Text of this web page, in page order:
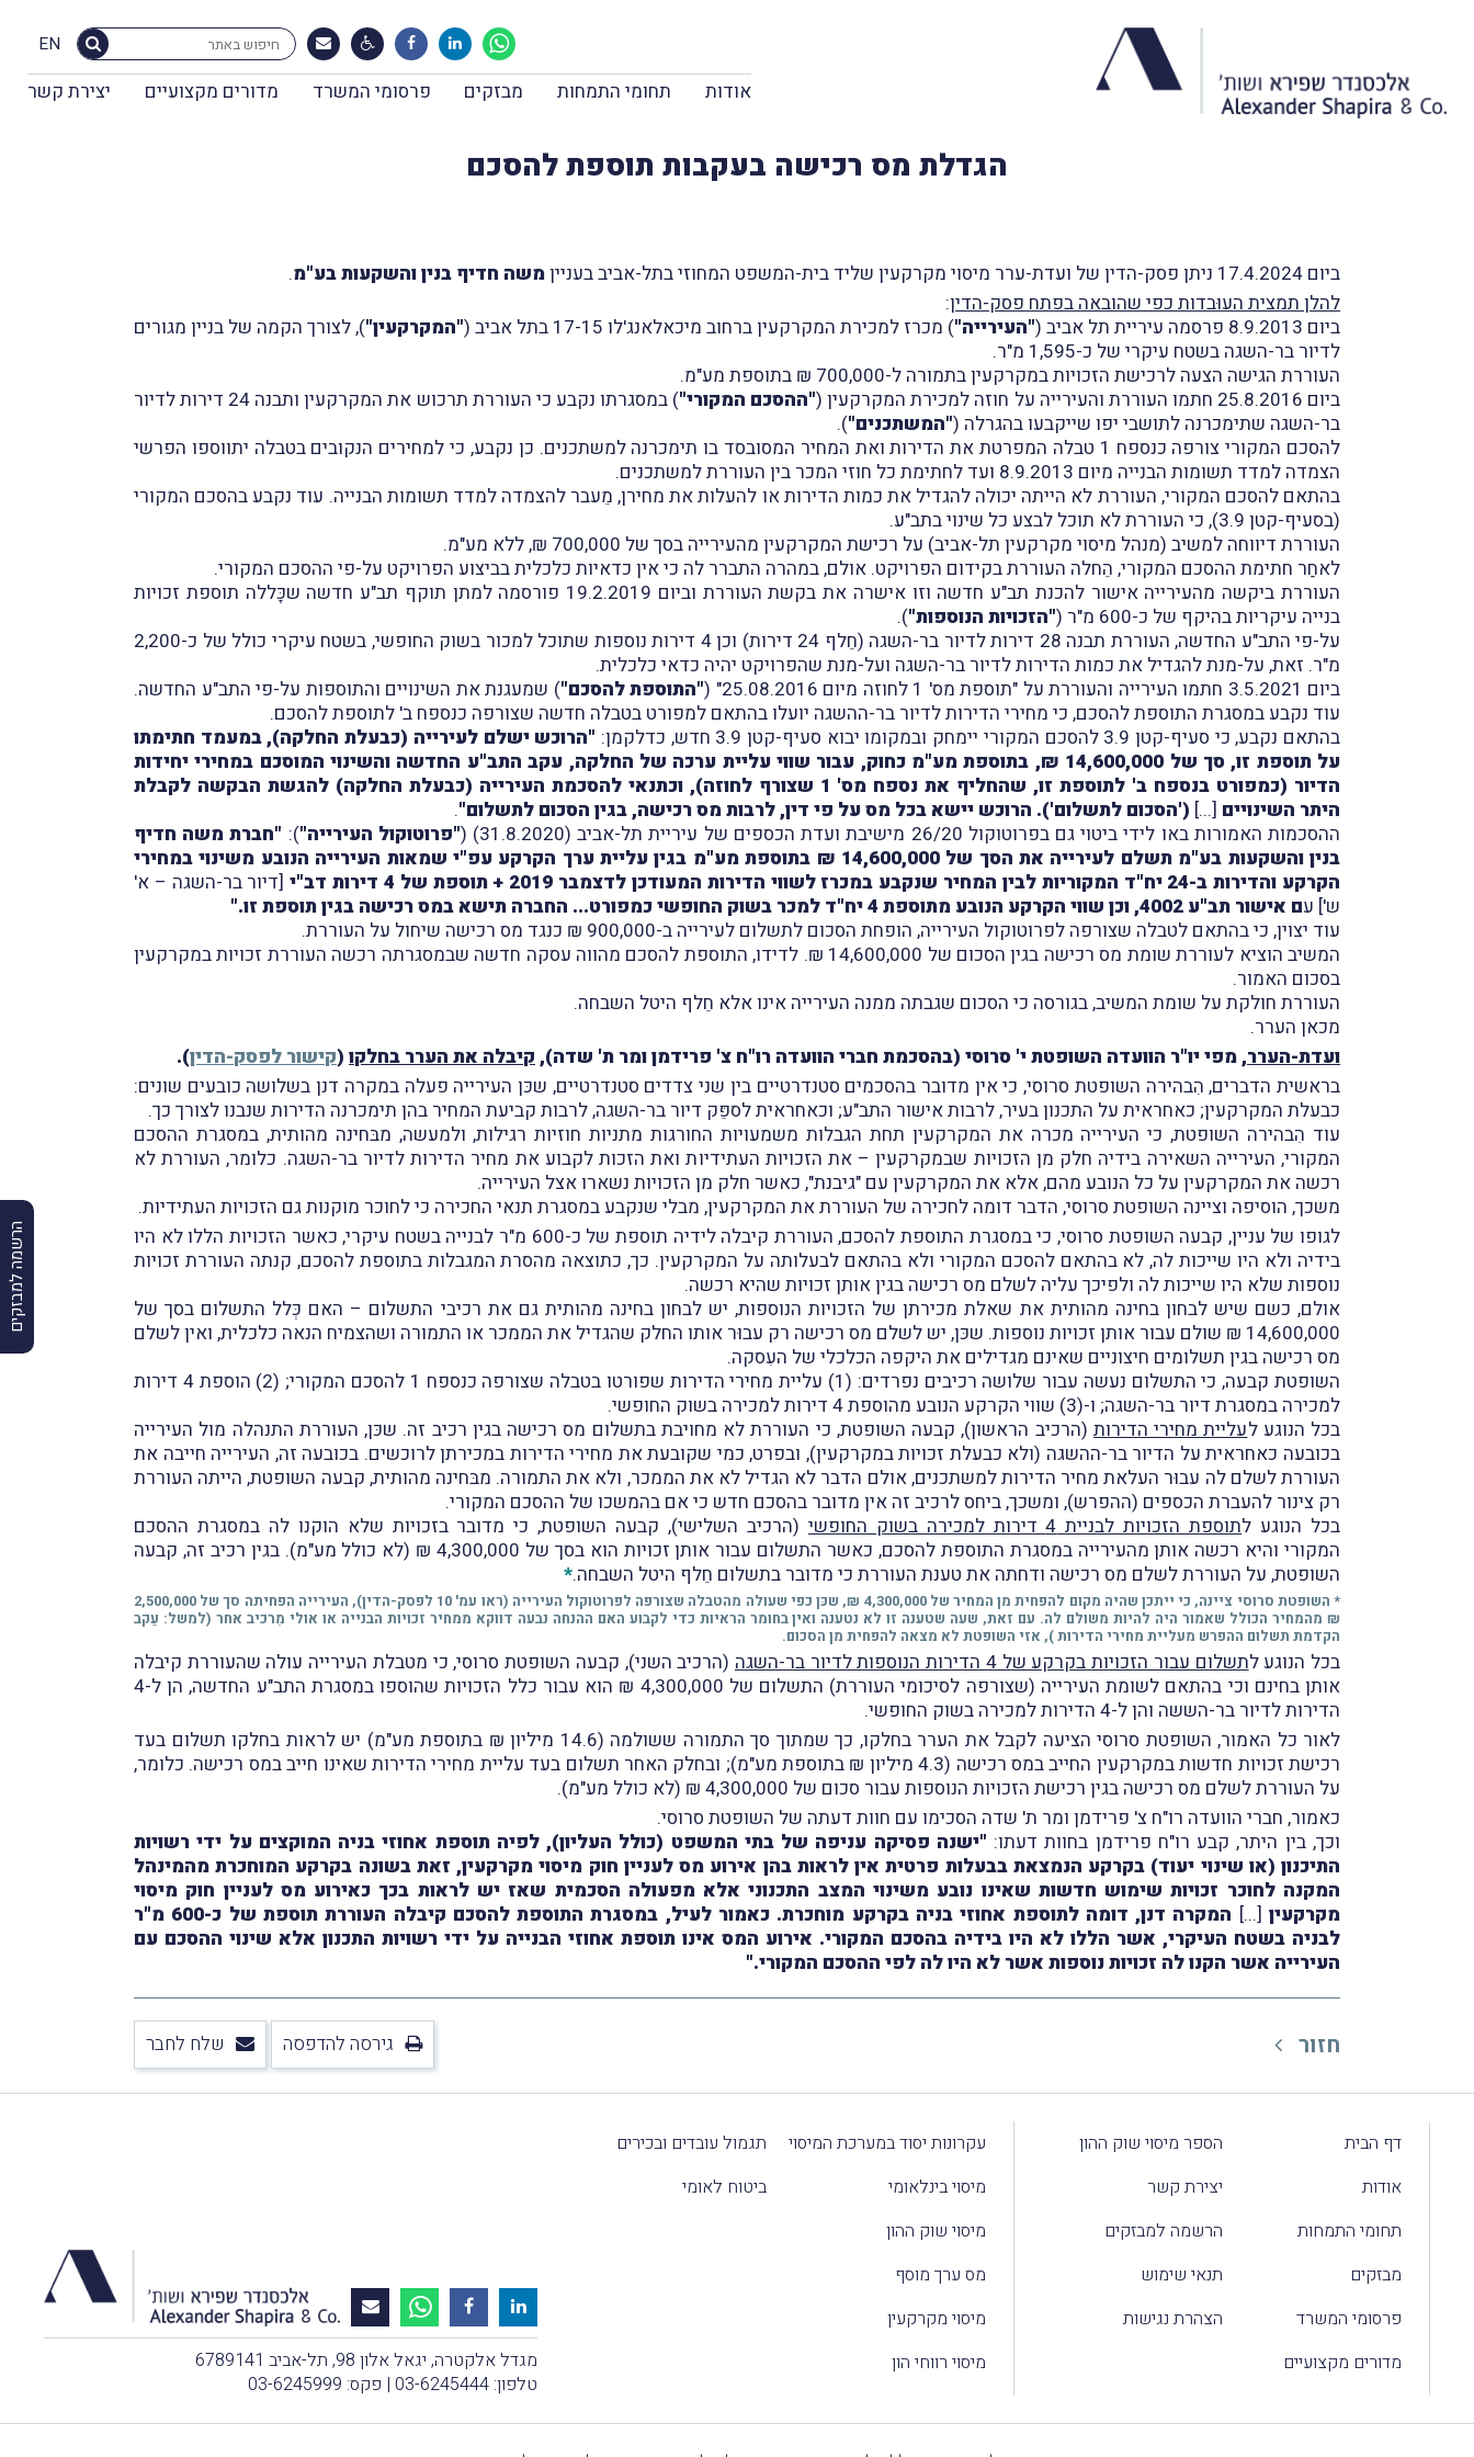
EN
אודות תחומי התמחות מבזקים פרסומי המשרד מדורים מקצועיים יצירת קשר
הרשמה למבזקים
הגדלת מס רכישה בעקבות תוספת להסכם
ביום 17.4.2024 ניתן פסק-הדין של ועדת-ערר מיסוי מקרקעין שליד בית-המשפט המחוזי בתל-אביב בעניין משה חדיף בנין והשקעות בע"מ.
להלן תמצית העוּבדות כפי שהובאה בפתח פסק-הדין:
ביום 8.9.2013 פרסמה עיריית תל אביב (
"העירייה") מכרז למכירת המקרקעין ברחוב מיכאלאנג'לו 17-15 בתל אביב ( "המקרקעין"), לצורך הקמה של בניין מגורים
לדיור בר-השגה בשטח עיקרי של כ-1,595 מ"ר.
העוררת הגישה הצעה לרכישת הזכויות במקרקעין בתמורה ל-700,000 ₪ בתוספת מע"מ.
ביום 25.8.2016 חתמו העוררת והעירייה על חוזה למכירת המקרקעין (
"ההסכם המקורי"
) במסגרתו נקבע כי העוררת תרכוש את המקרקעין ותבנה 24 דירות לדיור
בר-השגה שתימכרנה לתושבי יפו שייקבעו בהגרלה ("המשתכנים").
​להסכם המקורי צורפה כנספח 1 טבלה המפרטת את הדירות ואת המחיר המסובסד בו תימכרנה למשתכנים. כן נקבע, כי למחירים הנקובים בטבלה יתווספו הפרשי
הצמדה למדד תשומות הבנייה מיום 8.9.2013 ועד לחתימת כל חוזי המכר בין העוררת למשתכנים.
בהתאם להסכם המקורי, העוררת לא הייתה יכולה להגדיל את כמות הדירות או להעלות את מחירן, מֵעבר להצמדה למדד תשומות הבנייה. עוד נקבע בהסכם המקורי
(בסעיף-קטן 3.9), כי העוררת לא תוכל לבצע כל שינוי בתב"ע.
העוררת דיווחה למשיב (מנהל מיסוי מקרקעין תל-אביב) על רכישת המקרקעין מהעירייה בסך של 700,000 ₪, ללא מע"מ.
לאחַר חתימת ההסכם המקורי, הֵחלה העוררת בקידום הפרויקט. אולם, במהרה התברר לה כי אין כדאיות כלכלית בביצוע הפרויקט על-פי ההסכם המקורי.
העוררת ביקשה מהעירייה אישור להכנת תב"ע חדשה וזו אישרה את בקשת העוררת וביום 19.2.2019 פורסמה למתן תוקף תב"ע חדשה שכָּללה תוספת זכויות
בנייה עיקריות בהיקף של כ-600 מ"ר (
"הזכויות הנוספות").
על-פי התב"ע החדשה, העוררת תבנה 28 דירות לדיור בר-השגה (חֵלף 24 דירות) וכן 4 דירות נוספות שתוכל למכור בשוק החופשי, בשטח עיקרי כולל של כ-2,200
מ"ר. זאת, על-מנת להגדיל את כמות הדירות לדיור בר-השגה ועל-מנת שהפרויקט יהיה כדאי כלכלית.
ביום 3.5.2021 חתמו העירייה והעוררת על "תוספת מס' 1 לחוזה מיום 25.08.2016" (
"התוספת להסכם") שמעגנת את השינויים והתוספות על-פי התב"ע החדשה.
עוד נקבע במסגרת התוספת להסכם, כי מחירי הדירות לדיור בר-ההשגה יועלו בהתאם למפורט בטבלה חדשה שצורפה כנספח ב' לתוספת להסכם.
בהתאם נקבע, כי סעיף-קטן 3.9 להסכם המקורי יימחק ובמקומו יבוא סעיף-קטן 3.9 חדש, כדלקמן:
"הרוכש ישלם לעירייה (כבעלת החלקה), במעמד חתימתו
על תוספת זו, סך של 14,600,000 ₪, בתוספת מע"מ כחוק, עבור שווי עליית ערכה של החלקה, עקב התב"ע החדשה והשינוי המוסכם במחירי יחידות
הדיור (כמפורט בנספח ב' לתוספת זו, שהחליף את נספח מס' 1 שצורף לחוזה), וכתנאי להסכמת העירייה (כבעלת החלקה) להגשת הבקשה לקבלת
היתר השינויים [...] ('הסכום לתשלום'). הרוכש יישא בכל מס על פי דין, לרבות מס רכישה, בגין הסכום לתשלום".
ההסכמות האמורות באו לידי ביטוי גם בפרוטוקול 26/20 מישיבת ועדת הכספים של עיריית תל-אביב (31.8.2020) (
"פרוטוקול העירייה"): "חברת משה חדיף
בנין והשקעות בע"מ תשלם לעירייה את הסך של 14,600,000 ₪ בתוספת מע"מ בגין עליית ערך הקרקע עפ"י שמאות העירייה הנובע משינוי במחירי
הקרקע והדירות ב-24 יח"ד המקוריות לבין המחיר שנקבע במכרז לשווי הדירות המעודכן לדצמבר 2019 + תוספת של 4 דירות דב"י
[דיור בר-השגה – א'
ש'] עם אישור תב"ע 4002, וכן שווי הקרקע הנובע מתוספת 4 יח"ד למכר בשוק החופשי כמפורט... החברה תישא במס רכישה בגין תוספת זו."
עוד יצוין, כי בהתאם לטבלה שצורפה לפרוטוקול העירייה, הופחת הסכום לתשלום לעירייה ב-900,000 ₪ כנגד מס רכישה שיחול על העוררת.
המשיב הוציא לעוררת שומת מס רכישה בגין הסכום של 14,600,000 ₪. לדידו, התוספת להסכם מהווה עסקה חדשה שבמסגרתה רכשה העוררת זכויות במקרקעין
בסכום האמור.
העוררת חולקת על שומת המשיב, בגורסה כי הסכום שגבתה ממנה העירייה אינו אלא חֵלף היטל השבחה.
מכאן הערר.
ועדת-הערר, מפי יו"ר הוועדה השופטת י' סרוסי (בהסכמת חברי הוועדה רו"ח צ' פרידמן ומר ת' שדה), קיבלה את הערר בחלקו (קישור לפסק-הדין).
בראשית הדברים, הִבהירה השופטת סרוסי, כי אין מדובר בהסכמים סטנדרטיים בין שני צדדים סטנדרטיים, שכּן העירייה פעלה במקרה דנן בשלושה כובעים שונים:
כבעלת המקרקעין; כאחראית על התכנון בעיר, לרבות אישור התב"ע; וכאחראית לספֵּק דיור בר-השגה, לרבות קביעת המחיר בהן תימכרנה הדירות שנבנו לצורך כך.
עוד הִבהירה השופטת, כי העירייה מכרה את המקרקעין תחת הגבלות משמעויות החורגות מתניות חוזיות רגילות, ולמעשה, מבּחינה מהותית, במסגרת ההסכם
המקורי, העירייה השאירה בידיה חלק מן הזכויות שבמקרקעין – את הזכויות העתידיות ואת הזכות לקבוע את מחיר הדירות לדיור בר-השגה. כלומר, העוררת לא
רכשה את המקרקעין על כל הנובע מהם, אלא את המקרקעין עם "גיבנת", כאשר חלק מן הזכויות נשארו אצל העירייה.
משכך, הוסיפה וציינה השופטת סרוסי, הדבר דומה לחכירה של העוררת את המקרקעין, מבלי שנקבע במסגרת תנאי החכירה כי לחוכר מוקנות גם הזכויות העתידיות.
לגופו של עניין, קבעה השופטת סרוסי, כי במסגרת התוספת להסכם, העוררת קיבלה לידיה תוספת של כ-600 מ"ר לבנייה בשטח עיקרי, כאשר הזכויות הללו לא היו
בידיה ולא היו שייכות לה, לא בהתאם להסכם המקורי ולא בהתאם לבעלותה על המקרקעין. כך, כתוצאה מהסרת המגבלות בתוספת להסכם, קנתה העוררת זכויות
נוספות שלא היו שייכות לה ולפיכך עליה לשלם מס רכישה בגין אותן זכויות שהיא רכשה.
אולם, כשם שיש לבחון בחינה מהותית את שאלת מכירתן של הזכויות הנוספות, יש לבחון בחינה מהותית גם את רכיבי התשלום – האם כְּלל התשלום בסך של
14,600,000 ₪ שולם עבור אותן זכויות נוספות. שכּן, יש לשלם מס רכישה רק עבוּר אותו החלק שהגדיל את הממכר או התמורה ושהצמיח הנאה כלכלית, ואין לשלם
מס רכישה בגין תשלומים חיצוניים שאינם מגדילים את היקפה הכלכלי של העִסקה.
השופטת קבעה, כי התשלום נעשה עבור שלושה רכיבים נפרדים: (1) עליית מחירי הדירות שפורטו בטבלה שצורפה כנספח 1 להסכם המקורי; (2) הוספת 4 דירות
למכירה במסגרת דיור בר-השגה; ו-(3) שווי הקרקע הנובע מהוספת 4 דירות למכירה בשוק החופשי.
בכל הנוגע לעליית מחירי הדירות (הרכיב הראשון), קבעה השופטת, כי העוררת לא מחויבת בתשלום מס רכישה בגין רכיב זה. שכּן, העוררת התנהלה מול העירייה
בכובעה כאחראית על הדיור בר-ההשגה (ולא כבעלת זכויות במקרקעין), ובפרט, כמי שקובעת את מחירי הדירות במכירתן לרוכשים. בכובעה זה, העירייה חייבה את
העוררת לשלם לה עבוּר העלאת מחיר הדירות למשתכנים, אולם הדבר לא הגדיל לא את הממכר, ולא את התמורה. מבּחינה מהותית, קבעה השופטת, הייתה העוררת
רק צינור להעברת הכספים (ההפרש), ומשכך, ביחס לרכיב זה אין מדובר בהסכם חדש כי אם בהמשכו של ההסכם המקורי.
בכל הנוגע לתוספת הזכויות לבניית 4 דירות למכירה בשוק החופשי
(הרכיב השלישי), קבעה השופטת, כי מדובר בזכויות שלא הוקנו לה במסגרת ההסכם
המקורי והיא רכשה אותן מהעירייה במסגרת התוספת להסכם, כאשר התשלום עבור אותן זכויות הוא בסך של 4,300,000 ₪ (לא כולל מע"מ). בגין רכיב זה, קבעה
השופטת, על העוררת לשלם מס רכישה ודחתה את טענת העוררת כי מדובר בתשלום חֵלף היטל השבחה.*
* השופטת סרוסי ציינה, כי ייתכן שהיה מקום להפחית מן המחיר של 4,300,000 ₪, שכּן כפי שעולה מהטבלה שצורפה לפרוטוקול העירייה (ראו עמ' 10 לפסק-הדין), העירייה הפחיתה סך של 2,500,000
₪ מהמחיר הכולל שאמור היה להיות משולם לה. עם זאת, שעה שטענה זו לא נטענה ואין בחומר הראיות כדי לקבוע האם ההנחה נבעה דווקא ממחיר זכויות הבנייה או אולי מִרכיב אחר (למשל: עֵקב
הקדמת תשלום ההפרש מעליית מחירי הדירות ), אזי השופטת לא מצאה להפחית מן הסכום.
בכל הנוגע לתשלום עבור הזכויות בקרקע של 4 הדירות הנוספות לדיור בר-השגה
(הרכיב השני), קבעה השופטת סרוסי, כי מטבלת העירייה עולה שהעוררת קיבלה
אותן בחינם וכי בהתאם לשומת העירייה (שצורפה לסיכומי העוררת) התשלום של 4,300,000 ₪ הוא עבור כלל הזכויות שהוספו במסגרת התב"ע החדשה, הן ל-4
הדירות לדיור בר-הששה והן ל-4 הדירות למכירה בשוק החופשי.
לאור כל האמור, השופטת סרוסי הציעה לקבל את הערר בחלקו, כך שמתוך סך התמורה ששולמה (14.6 מיליון ₪ בתוספת מע"מ) יש לראות בחלקו תשלום בעד
רכישת זכויות חדשות במקרקעין החייב במס רכישה (4.3 מיליון ₪ בתוספת מע"מ); ובחלק האחר תשלום בעד עליית מחירי הדירות שאינו חייב במס רכישה. כלומר,
על העוררת לשלם מס רכישה בגין רכישת הזכויות הנוספות עבור סכום של 4,300,000 ₪ (לא כולל מע"מ).
כאמור, חברי הוועדה רו"ח צ' פרידמן ומר ת' שדה הסכימו עם חוות דעתה של השופטת סרוסי.
וכך, בין היתר, קבע רו"ח פרידמן בחוות דעתו: "ישנה פסיקה עניפה של בתי המשפט (כולל העליון), לפיה תוספת אחוזי בניה המוקצים על ידי רשויות
התיכנון (או שינוי יעוד) בקרקע הנמצאת בבעלות פרטית אין לראות בהן אירוע מס לעניין חוק מיסוי מקרקעין, זאת בשונה בקרקע המוחכרת מהמינהל
המקנה לחוכר זכויות שימוש חדשות שאינו נובע משינוי המצב התכנוני אלא מפעולה הסכמית שאז יש לראות בכך כאירוע מס לעניין חוק מיסוי
מקרקעין[...]
המקרה דנן, דומה לתוספת אחוזי בניה בקרקע מוחכרת. כאמור לעיל, במסגרת התוספת להסכם קיבלה העוררת תוספת של כ-600 מ"ר
לבניה בשטח העיקרי, אשר הללו לא היו בידיה בהסכם המקורי. אירוע המס אינו תוספת אחוזי הבנייה על ידי רשויות התכנון אלא שינוי ההסכם עם
העירייה אשר הקנו לה זכויות נוספות אשר לא היו לה לפי ההסכם המקורי."
חזור גירסה להדפסה שלח לחבר
דף הבית
אודות
תחומי התמחות
מבזקים
פרסומי המשרד
מדורים מקצועיים
הספר מיסוי שוק ההון
יצירת קשר
הרשמה למבזקים
תנאי שימוש
הצהרת נגישות
עקרונות יסוד במערכת המיסוי
מיסוי בינלאומי
מיסוי שוק ההון
מס ערך מוסף
מיסוי מקרקעין
מיסוי רווחי הון
תגמול עובדים ובכירים
ביטוח לאומי
מגדל אלקטרה, יגאל אלון 98, תל-אביב 6789141
טלפון: 03-6245444 | פקס: 03-6245999